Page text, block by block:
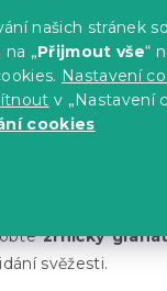
našich stránek
„Přijmout vše“
Nastavení
v „Nastavení
cookies
s
olej, šťávu z
zrníčky
svěžesti.